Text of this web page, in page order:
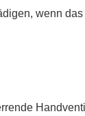
wenn